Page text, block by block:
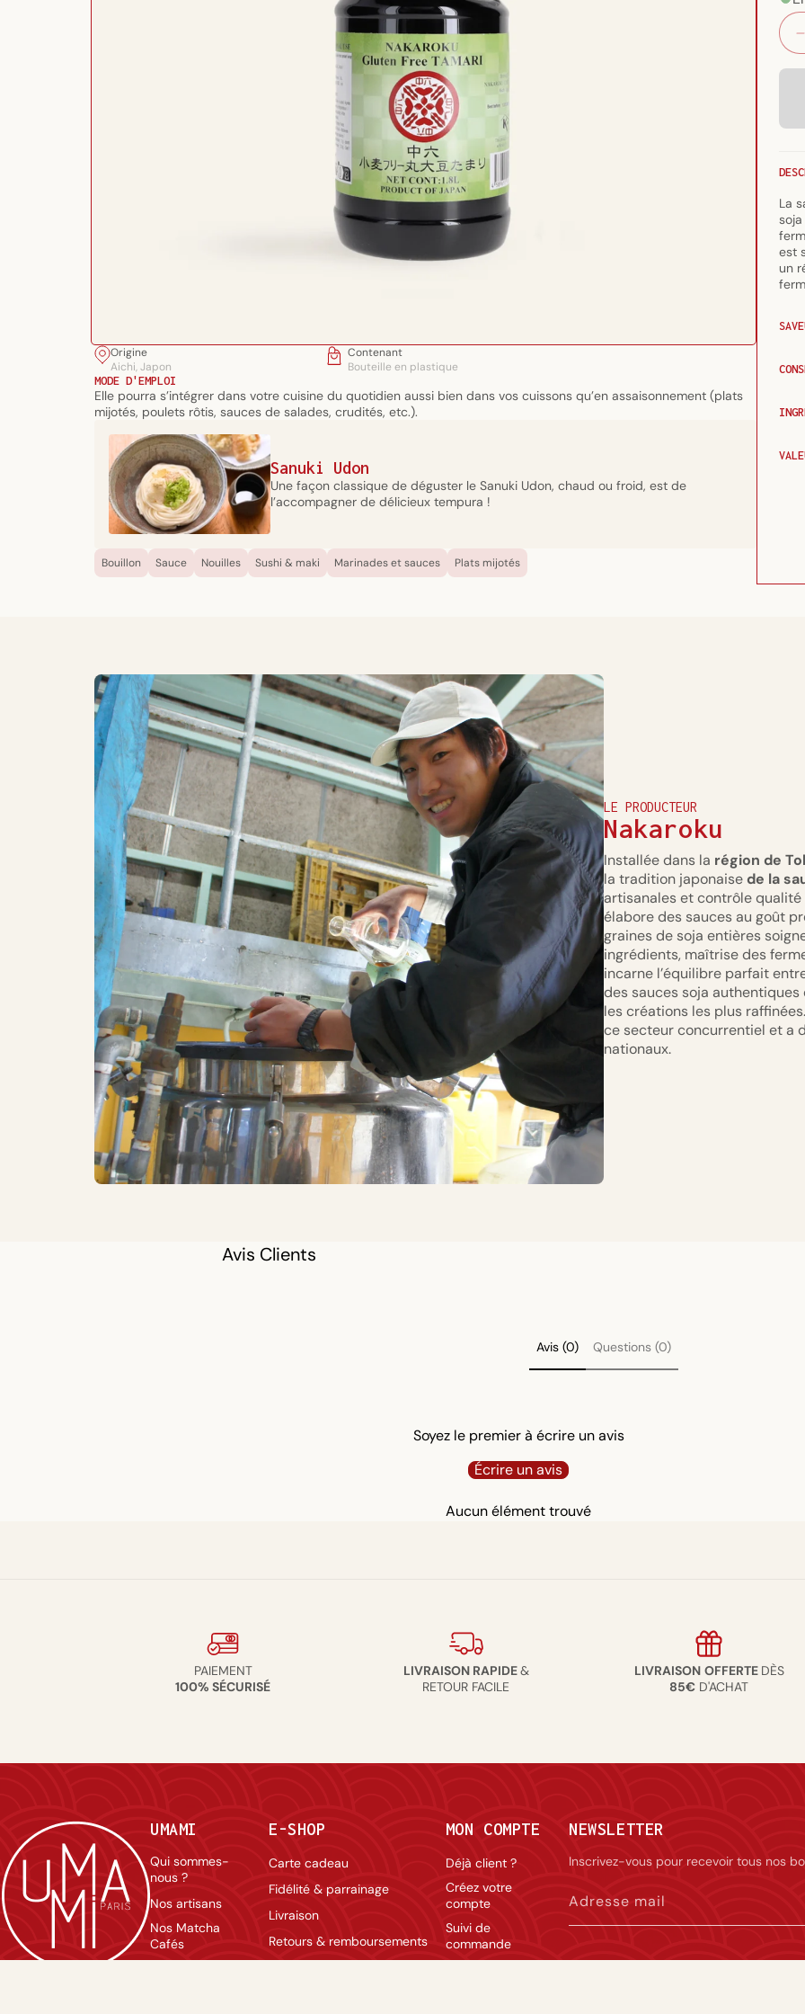
Ouvrir
le
média
dans
une
fenêtre
modale
Origine
Aichi, Japon
Contenant
Bouteille en plastique
MODE D'EMPLOI
Elle pourra s’intégrer dans votre cuisine du quotidien aussi bien dans vos cuissons qu’en assaisonnement (plats
mijotés, poulets rôtis, sauces de salades, crudités, etc.).
Sanuki Udon
Une façon classique de déguster le Sanuki Udon, chaud ou froid, est de
l’accompagner de délicieux tempura !
Bouillon Sauce Nouilles Sushi & maki Marinades et sauces Plats mijotés
La
soja
est
un
pourra
s’intégrer
dans
votre
cuisine
du
quotidien
aussi
bien
dans
vos
cuissons
qu’en
assaisonnement
(plats
mijotés,
poulets
rôtis,
sauces
salades,
crudités,
etc.).
Sanuki
Udon
Une façon
classique de
déguster le
Sanuki Udon,
chaud ou
froid, est de
LE PRODUCTEUR
Nakaroku
Installée dans la région de
la tradition japonaisede la
artisanales et contrôle
élabore des sauces au goût
graines de soja entières
ingrédients, maîtrise des
incarne l’équilibre parfait
des sauces soja
les créations les plus
ce secteur concurrentiel et a
nationaux.
Avis Clients
Avis (0) Questions (0)
Soyez le premier à écrire un avis
Écrire un avis
Aucun élément trouvé
PAIEMENT
100% SÉCURISÉ
LIVRAISON RAPIDE&
RETOUR FACILE
LIVRAISON OFFERTE DÈS
85€ D'ACHAT
UMAMI
Qui sommes-
nous ?
Nos artisans
Nos Matcha
Cafés
E-SHOP
Carte cadeau
Fidélité & parrainage
Livraison
Retours & remboursements
MON COMPTE
Déjà client ?
Créez votre
compte
Suivi de
commande
NEWSLETTER
Inscrivez-vous pour recevoir tous nos
Adresse mail